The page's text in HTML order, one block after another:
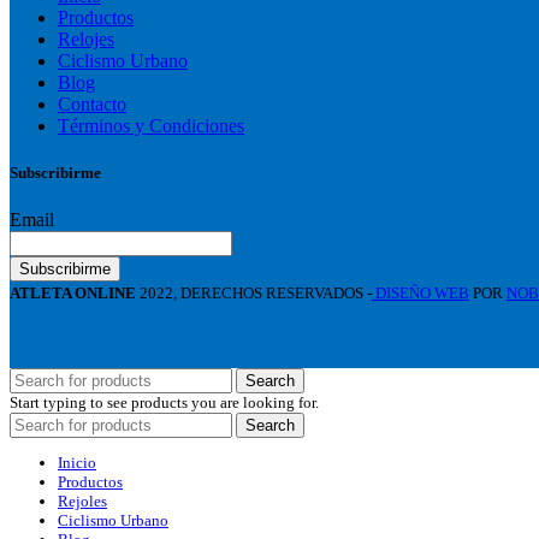
Productos
Relojes
Ciclismo Urbano
Blog
Contacto
Términos y Condiciones
Subscribirme
Email
ATLETA ONLINE 2022, DERECHOS RESERVADOS - DISEÑO WEB POR
Search
Start typing to see products you are looking for.
Search
Inicio
Productos
Rejoles
Ciclismo Urbano